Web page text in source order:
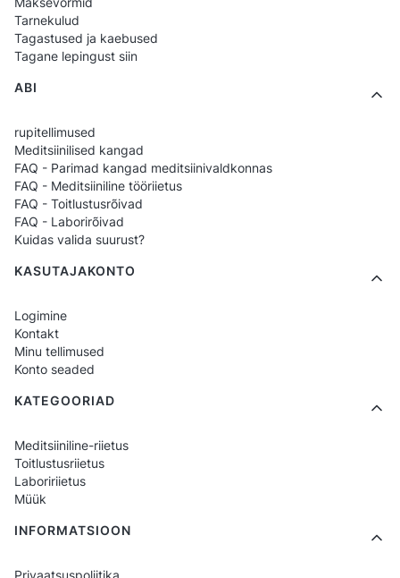
pakendi ettevalmistamisest kuni toodete
isikupärastamiseni. Ükskõik, kas saadad pakki
kõik, mis on vajalik, et teha seda kiiresti,
mugavalt ja professionaalselt.
Tarnekulud
Tagastused ja kaebused
Tagane lepingust siin
ABI
rupitellimused
Meditsiinilised kangad
FAQ - Parimad kangad meditsiinivaldkonnas
FAQ - Meditsiiniline tööriietus
FAQ - Toitlustusrõivad
FAQ - Laborirõivad
Kuidas valida suurust?
KASUTAJAKONTO
Logimine
Kontakt
Minu tellimused
Konto seaded
KATEGOORIAD
Meditsiiniline-riietus
Toitlustusriietus
Laboririietus
Müük
INFORMATSIOON